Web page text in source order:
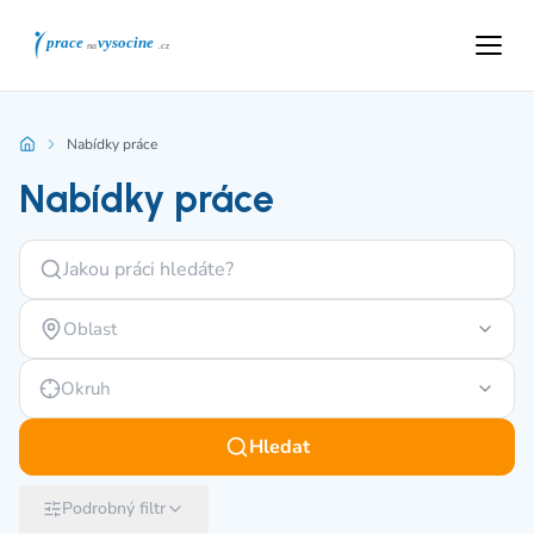
Nabídky práce
Nabídky práce
Oblast
Okruh
Hledat
Podrobný filtr